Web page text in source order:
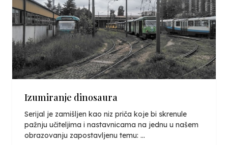
Izumiranje dinosaura
Serijal je zamišljen kao niz priča koje bi skrenule
pažnju učiteljima i nastavnicama na jednu u našem
obrazovanju zapostavljenu temu: ...